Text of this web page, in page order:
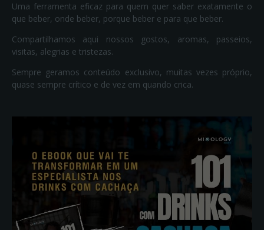
Uma ferramenta eficaz para quem quer saber exatamente o
que beber, onde beber, porque beber e para que beber.
Compartilhamos aqui nossos gostos, aromas, passeios,
visitas, alegrias e tristezas.
Sempre geramos conteúdo exclusivo, muitas vezes próprio,
quase sempre crítico e de vez em quando crica.